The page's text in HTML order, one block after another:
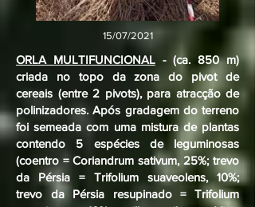
15/07/2021
ORLA MULTIFUNCIONAL- (ca. 850 m)
criada no topo da zona do pivot de
cereais (entre 2 pivots), para atracção de
polinizadores. Após gradagem do terreno
foi semeada com uma mistura de plantas
contendo 5 espécies de leguminosas
(coentro = Coriandrum sativum, 25%; trevo
da Pérsia = Trifolium suaveolens, 10%;
trevo da Pérsia resupinado = Trifolium